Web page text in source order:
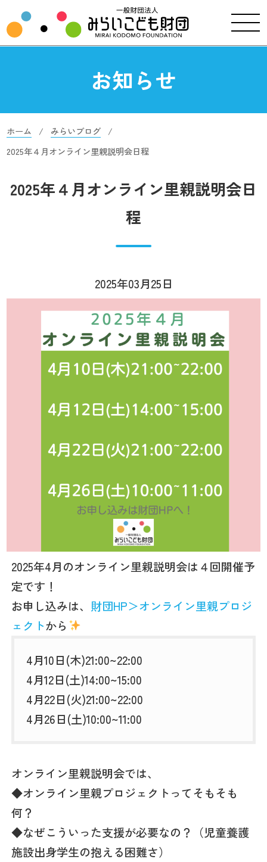
お知らせ
ホーム
みらいブログ
2025年４月オンライン里親説明会日程
2025年４月オンライン里親説明会日
程
2025年03月25日
2025年4月のオンライン里親説明会は４回開催予
定です！
お申し込みは、 財団HP＞オンライン里親プロジ
ェクトから
4月10日(木)21:00~22:00
4月12日(土)14:00~15:00
4月22日(火)21:00~22:00
4月26日(土)10:00~11:00
オンライン里親説明会では、
◆オンライン里親プロジェクトってそもそも
何？
◆なぜこういった支援が必要なの？（児童養護
施設出身学生の抱える困難さ）